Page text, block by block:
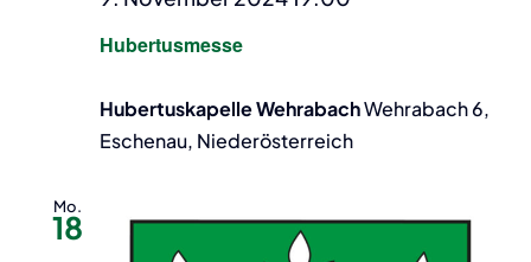
Hubertusmesse
Hubertuskapelle WehrabachWehrabach 6,
Eschenau, Niederösterreich
Mo.
18